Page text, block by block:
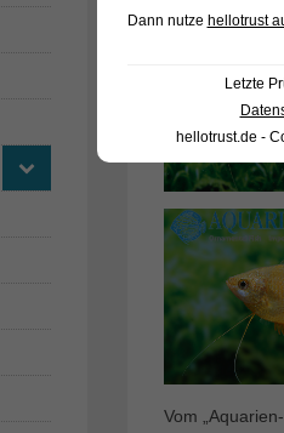
Vom
Dann nutze hellotrust
Letzte
hellotrust.de -